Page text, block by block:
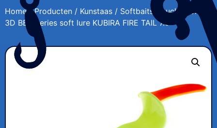
Home/Producten / Kunstaas / Softbaits
/ Lucky John
3D BBS Series soft lure KUBIRA FIRE TAIL 7.0